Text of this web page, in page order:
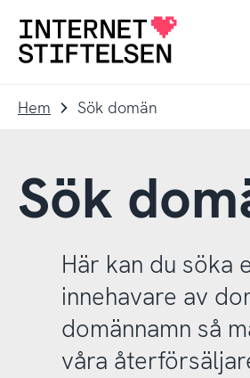
navigering
innehåll
Till
Hem Sök domän
Sök
Här kan du söka
innehavare av
domännamn så
våra